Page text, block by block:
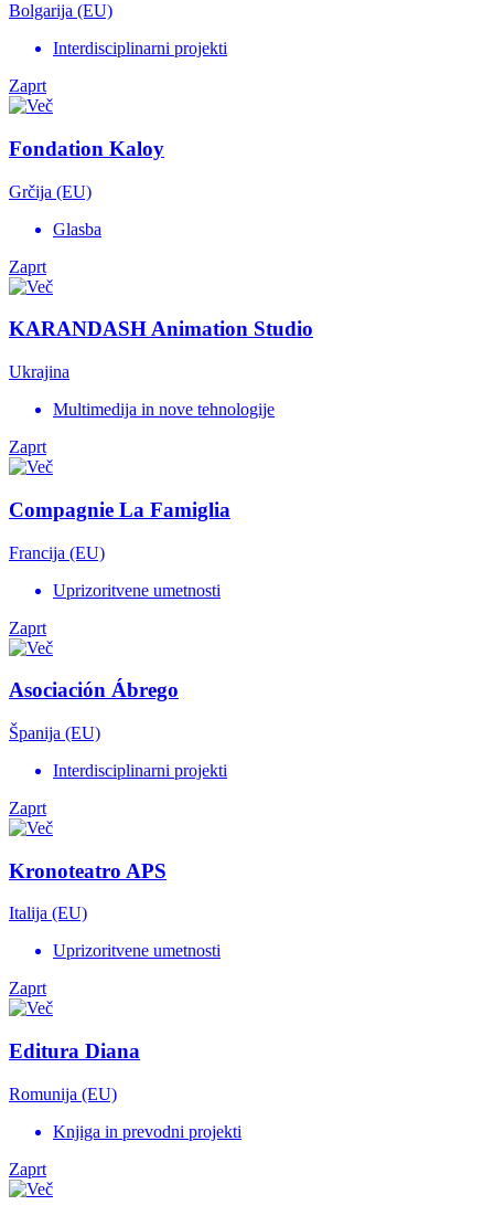
Bolgarija (EU)
Interdisciplinarni projekti
Zaprt
Fondation Kaloy
Grčija (EU)
Glasba
Zaprt
KARANDASH Animation Studio
Ukrajina
Multimedija in nove tehnologije
Zaprt
Compagnie La Famiglia
Francija (EU)
Uprizoritvene umetnosti
Zaprt
Asociación Ábrego
Španija (EU)
Interdisciplinarni projekti
Zaprt
Kronoteatro APS
Italija (EU)
Uprizoritvene umetnosti
Zaprt
Editura Diana
Romunija (EU)
Knjiga in prevodni projekti
Zaprt